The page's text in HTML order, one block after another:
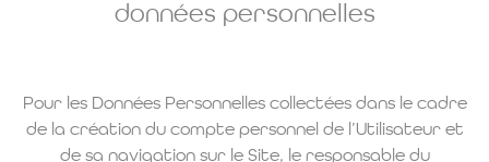
données personnelles
Pour les Données Personnelles collectées dans le cadre
de la création du compte personnel de l’Utilisateur et
de sa navigation sur le Site, le responsable du